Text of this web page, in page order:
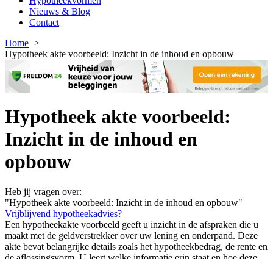
Nieuws & Blog
Contact
Home
Hypotheek akte voorbeeld: Inzicht in de inhoud en opbouw
Hypotheek akte voorbeeld:
Inzicht in de inhoud en
opbouw
Heb jij vragen over:
"Hypotheek akte voorbeeld: Inzicht in de inhoud en opbouw"
Vrijblijvend hypotheekadvies?
Een hypotheekakte voorbeeld geeft u inzicht in de afspraken die u
maakt met de geldverstrekker over uw lening en onderpand. Deze
akte bevat belangrijke details zoals het hypotheekbedrag, de rente en